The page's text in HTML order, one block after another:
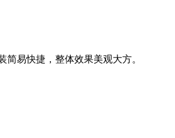
易快捷，整体效果美观大方。